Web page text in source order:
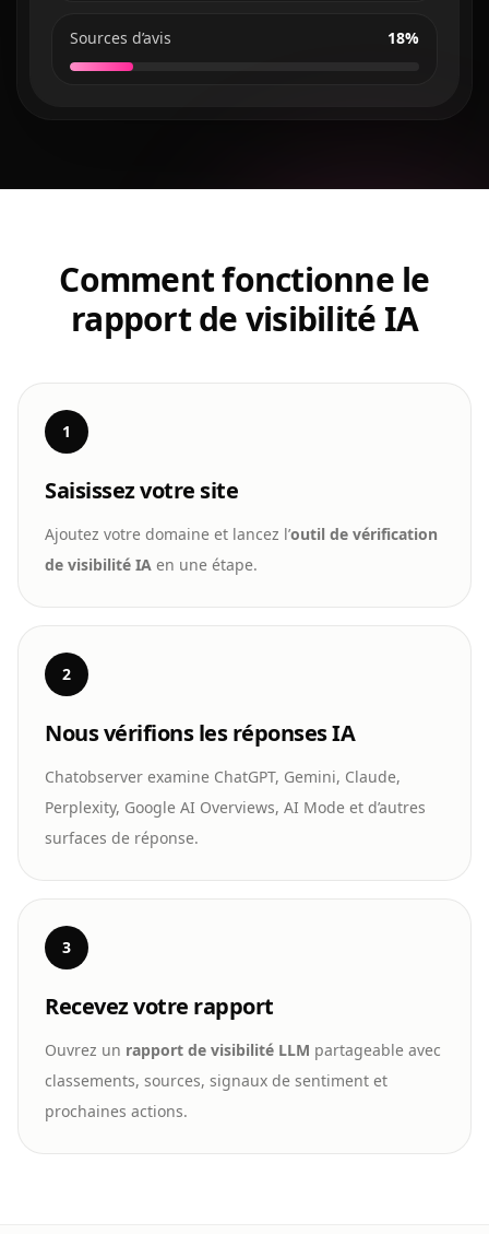
Sources d’avis 18%
Comment fonctionne le
rapport de visibilité IA
1
Saisissez votre site
Ajoutez votre domaine et lancez l’outil de vérification
de visibilité IA en une étape.
2
Nous vérifions les réponses IA
Chatobserver examine ChatGPT, Gemini, Claude,
Perplexity, Google AI Overviews, AI Mode et d’autres
surfaces de réponse.
3
Recevez votre rapport
Ouvrez un rapport de visibilité LLM partageable avec
classements, sources, signaux de sentiment et
prochaines actions.